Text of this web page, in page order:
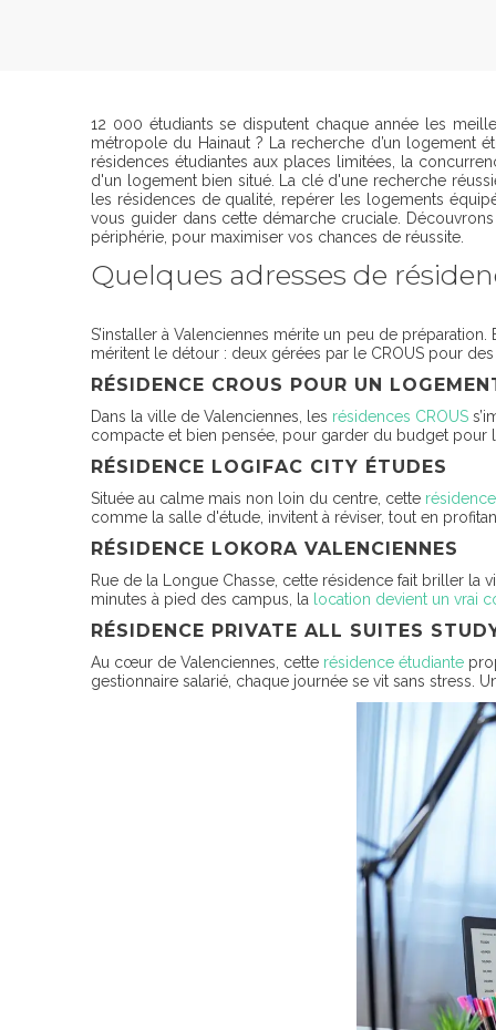
12 000 étudiants se disputent chaque année les
métropole du Hainaut ? La recherche d’un logement
résidences étudiantes aux places limitées, la
d'un logement bien situé. La clé d'une recherche
les résidences de qualité, repérer les logements
vous guider dans cette démarche cruciale.
périphérie, pour maximiser vos chances de réussite.
Quelques adresses de
S’installer à Valenciennes mérite un peu de
méritent le détour : deux gérées par le CROUS pour
RÉSIDENCE CROUS POUR UN
Dans la ville de Valenciennes, les résidences CROUS
compacte et bien pensée, pour garder du budget pour
RÉSIDENCE LOGIFAC CITY ÉTUDES
Située au calme mais non loin du centre, cette
comme la salle d'étude, invitent à réviser, tout en
RÉSIDENCE LOKORA VALENCIENNES
Rue de la Longue Chasse, cette résidence fait briller la
minutes à pied des campus, la
location devient un vrai
RÉSIDENCE PRIVATE ALL SUITES
Au cœur de Valenciennes, cette résidence étudiante
gestionnaire salarié, chaque journée se vit sans stress.